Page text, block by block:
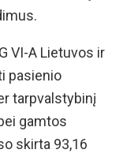
VI-A Lietuvos ir
pasienio
tarpvalstybinį
gamtos
skirta 93,16